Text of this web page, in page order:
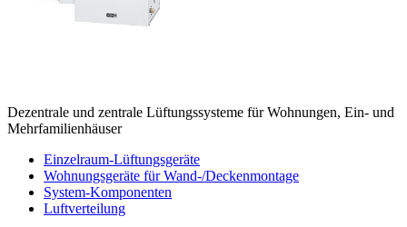
Dezentrale und zentrale Lüftungssysteme für Wohnungen, Ein- und
Mehrfamilienhäuser
Einzelraum-Lüftungsgeräte
Wohnungsgeräte für Wand-/Deckenmontage
System-Komponenten
Luftverteilung